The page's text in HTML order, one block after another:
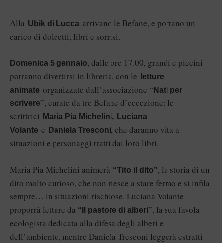
Alla Ubik di Lucca arrivano le Befane, e portano un
carico di dolcetti, libri e sorrisi.
Domenica 5 gennaio, dalle ore 17.00, grandi e piccini
potranno divertirsi in libreria, con le
letture
animate organizzate dall’associazione “ Nati per
scrivere”, curate da tre Befane d’eccezione: le
scrittrici
Maria Pia Michelini, Luciana
Volante e Daniela Tresconi, che daranno vita a
situazioni e personaggi tratti dai loro libri.
Maria Pia Michelini animerà “Tito il dito”, la storia di un
dito molto curioso, che non riesce a stare fermo e si infila
sempre… in situazioni rischiose. Luciana Volante
proporrà letture da “Il pastore di alberi”, la sua favola
ecologista dedicata alla difesa degli alberi e
dell’ambiente, mentre Daniela Tresconi leggerà estratti